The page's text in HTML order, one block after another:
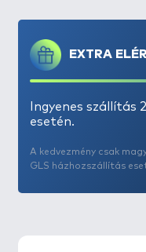
EXTRA
Ingyenes szállítás
esetén.
A kedvezmény csak
GLS házhozszállítás